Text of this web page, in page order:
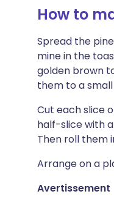
How to
Spread the
mine in the
golden brown
them to a
Cut each slice
half-slice with
Then roll them
Arrange on a
Avertissement